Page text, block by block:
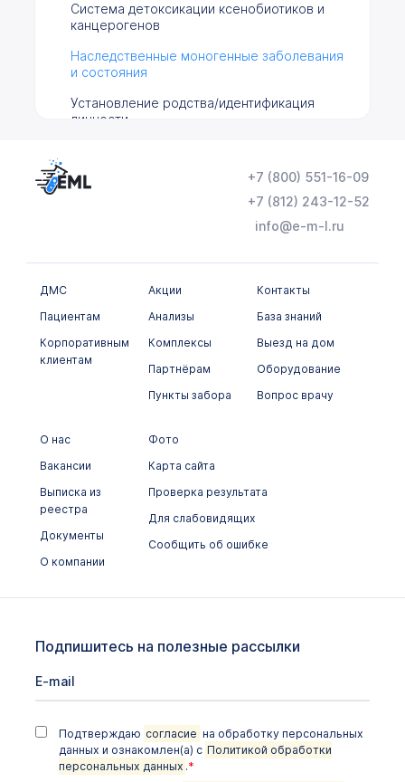
Система детоксикации ксенобиотиков и
канцерогенов
Наследственные моногенные заболевания
и состояния
Установление родства/идентификация
личности
Гормональные исследования
Иммунологическое исследование
Лекарственный мониторинг
Микробиологические исследования
Неорганические вещества и
микроэлементы
Общеклинические исследования
Онкомаркеры
Химико-токсикологические исследования
Цитологические исследования
+7 (800) 551-16-09
+7 (812) 243-12-52
info@e-m-l.ru
ДМС
Пациентам
Корпоративным
клиентам
Акции
Анализы
Комплексы
Партнёрам
Пункты забора
Контакты
База знаний
Выезд на дом
Оборудование
Вопрос врачу
О нас
Вакансии
Выписка из
реестра
Документы
О компании
Фото
Карта сайта
Проверка результата
Для слабовидящих
Сообщить об ошибке
Подпишитесь на полезные рассылки
Подтверждаю согласие на обработку персональных
данных и ознакомлен(а) с Политикой обработки
персональных данных .*